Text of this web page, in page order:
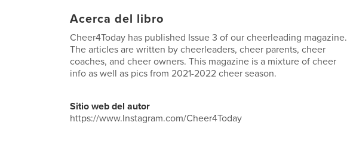
Acerca del libro
Cheer4Today has published Issue 3 of our cheerleading magazine.
The articles are written by cheerleaders, cheer parents, cheer
coaches, and cheer owners. This magazine is a mixture of cheer
info as well as pics from 2021-2022 cheer season.
Sitio web del autor
https://www.Instagram.com/Cheer4Today